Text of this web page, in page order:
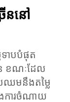
ននៅ
ាបបំផុត
ខណៈដែល
ឈមនឹងតម្លៃ
ងការចំណាយ